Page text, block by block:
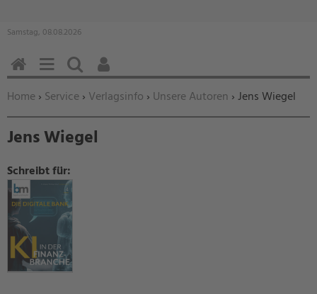
Samstag, 08.08.2026
Sie befinden sich hier:
Home › Service › Verlagsinfo › Unsere Autoren › Jens Wiegel
Jens Wiegel
Schreibt für:
HOMEMENÜSUCHEN
BENUTZERFUNKTIONEN